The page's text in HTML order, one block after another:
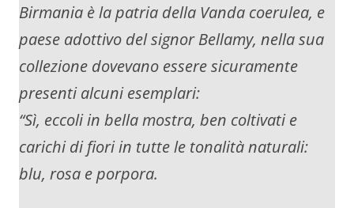
Birmania è la patria della Vanda coerulea, e
paese adottivo del signor Bellamy, nella sua
collezione dovevano essere sicuramente
presenti alcuni esemplari:
“Sì, eccoli in bella mostra, ben coltivati e
carichi di fiori in tutte le tonalità naturali:
blu, rosa e porpora.